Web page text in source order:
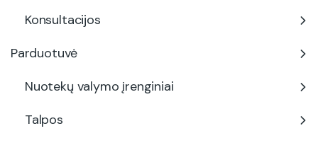
Konsultacijos
Parduotuvė
Nuotekų valymo įrenginiai
Talpos